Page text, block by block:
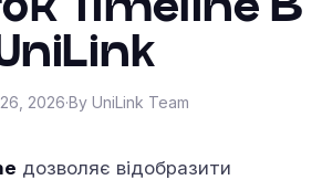
2026·By UniLink Team
дозволяє відобразити